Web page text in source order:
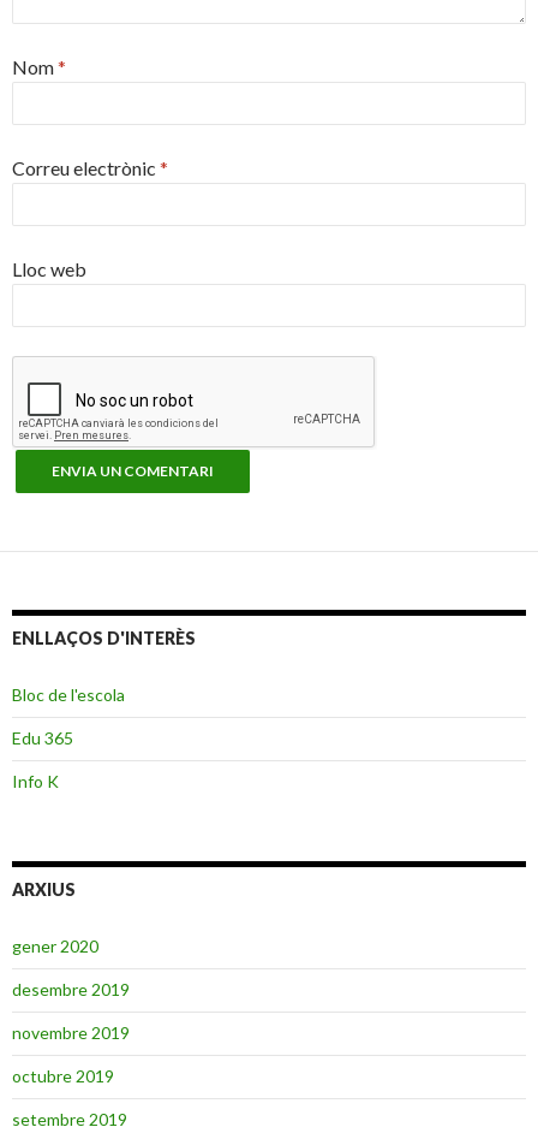
Nom*
Correu electrònic *
Lloc web
ENLLAÇOS D'INTERÈS
Bloc de l'escola
Edu 365
Info K
ARXIUS
gener 2020
desembre 2019
novembre 2019
octubre 2019
setembre 2019